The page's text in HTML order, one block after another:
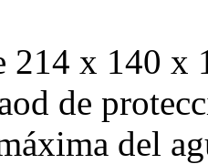
214 x 140 x
de
del